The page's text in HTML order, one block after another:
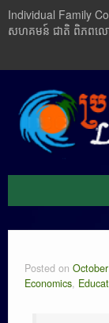
Individual Family
សហគមន៍ ជាតិ ពិភពល
About Me
Cambodia
Posted on
Economics,